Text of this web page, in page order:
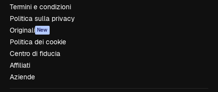
Termini e condizioni
Politica sulla privacy
Originali New
Politica dei cookie
Centro di fiducia
Affiliati
Aziende